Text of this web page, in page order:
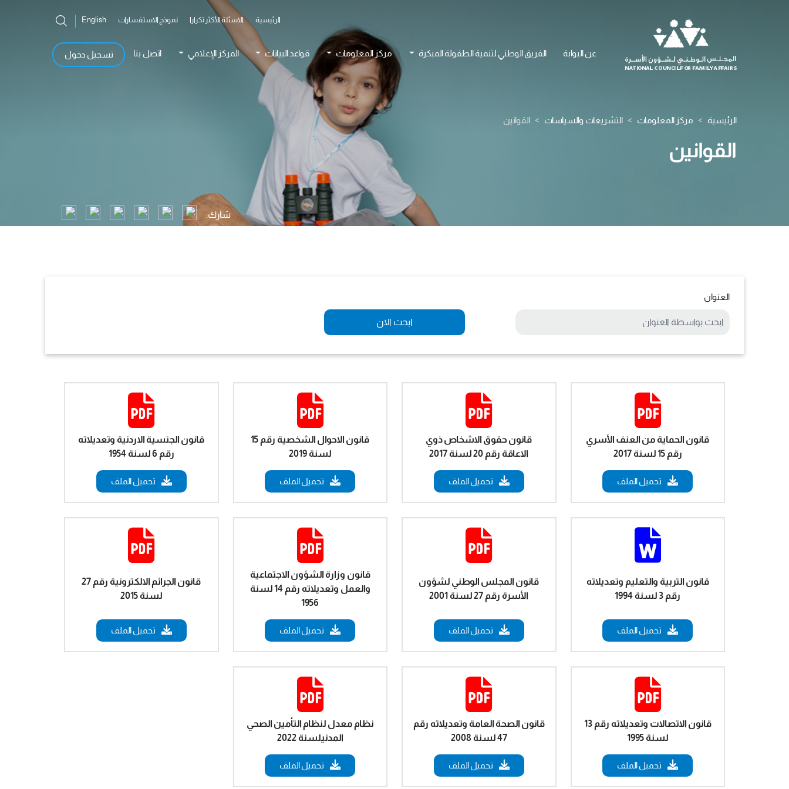
الرئيسية الاسئلة الأكثر تكرارا نموذج الاستفسارات English
عن البوابة الفريق الوطني لتنمية الطفولة المبكرة مركز المعلومات قواعد البيانات المركز الإعلامي اتصل بنا تسجيل دخول
الرئيسية مركز المعلومات التشريعات والسياسات القوانين
القوانين
شارك:
العنوان
ابحث الان
قانون الحماية من العنف الأسري
رقم 15 لسنة 2017
تحميل الملف
قانون حقوق الاشخاص ذوي
الاعاقة رقم 20 لسنة 2017
تحميل الملف
قانون الاحوال الشخصية رقم 15
لسنة 2019
تحميل الملف
قانون الجنسية الاردنية وتعديلاته
رقم 6 لسنة 1954
تحميل الملف
قانون التربية والتعليم وتعديلاته
رقم 3 لسنة 1994
تحميل الملف
قانون المجلس الوطني لشؤون
الأسرة رقم 27 لسنة 2001
تحميل الملف
قانون وزارة الشؤون الاجتماعية
والعمل وتعديلاته رقم 14 لسنة
1956
تحميل الملف
قانون الجرائم الالكترونية رقم 27
لسنة 2015
تحميل الملف
قانون الاتصالات وتعديلاته رقم 13
لسنة 1995
تحميل الملف
قانون الصحة العامة وتعديلاته رقم
47 لسنة 2008
تحميل الملف
نظام معدل لنظام التأمين الصحي
المدنيلسنة 2022
تحميل الملف